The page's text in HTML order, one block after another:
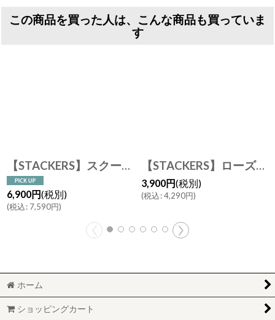
この商品を買った人は、こんな商品も買っていま
す
【STACKERS】スクープ ジュエリー スタンド Scoop Jewellery Stand ブラッシュピンク Blush Pink スタッカーズ
6,900円(税別)
(税込: 7,590円)
【STACKERS】ローズクォーツ ジュエリーピーク L ジュエリースタンド Rose Quartz effect Large Jewellery Peak スタッカーズ ロンドン UK
3,900円(税別)
(税込:4,290円)
ホーム
ショッピングカート